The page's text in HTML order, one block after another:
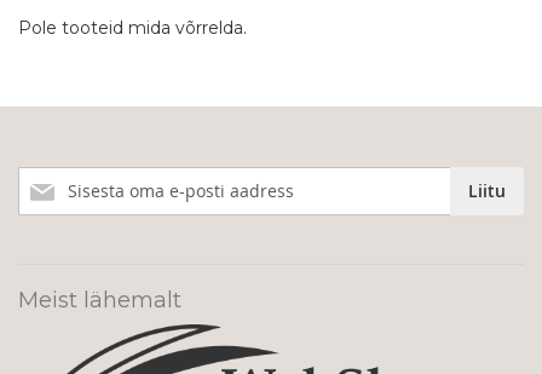
Pole tooteid mida võrrelda.
meie
Liitu
Meist lähemalt